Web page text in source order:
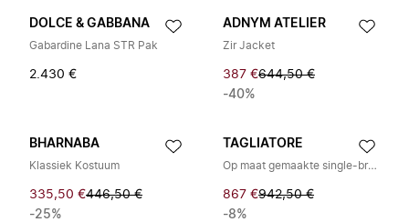
DOLCE & GABBANA
Gabardine Lana STR Pak
2.430 €
ADNYM ATELIER
Zir Jacket
387 €644,50 €
-40%
BHARNABA
Klassiek Kostuum
335,50 €446,50 €
-25%
TAGLIATORE
Op maat gemaakte single-breasted smokingjas
867 €942,50 €
-8%